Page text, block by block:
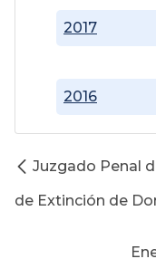
2016
2017
Juzgado Penal
de Extinción de
Enero 17